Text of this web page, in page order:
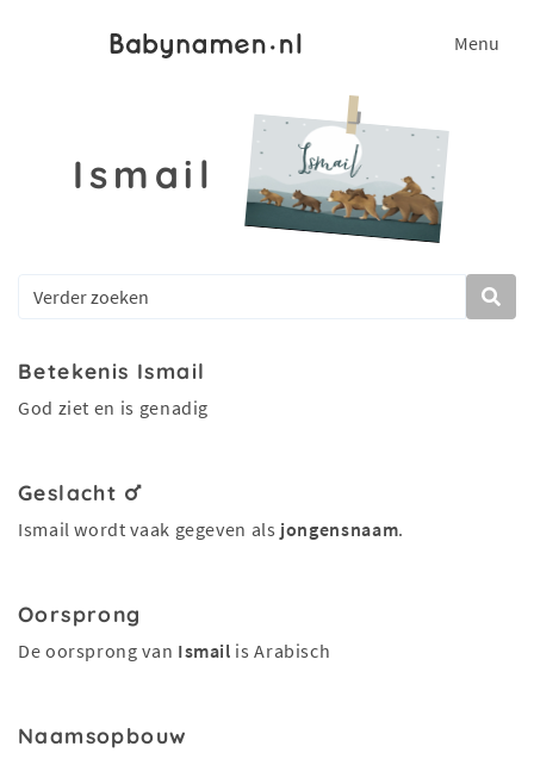
Menu
Ismail
Betekenis Ismail
God ziet en is genadig
Geslacht
Ismail wordt vaak gegeven als jongensnaam.
Oorsprong
De oorsprong van Ismail is Arabisch
Naamsopbouw